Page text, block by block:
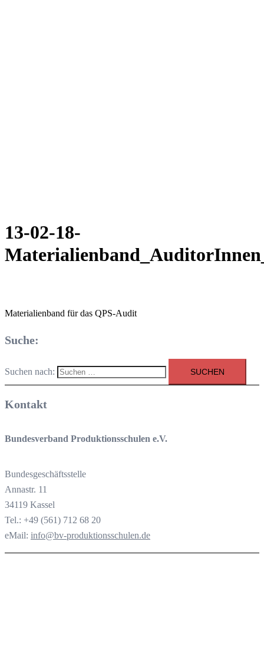
13-02-18-
Materialienband für das QPS-Audit
Suche:
Suchen nach:
Kontakt
Bundesverband Produktionsschulen e.V.
Bundesgeschäftsstelle
Annastr. 11
34119 Kassel
Tel.: +49 (561) 712 68 20
eMail: info@bv-produktionsschulen.de